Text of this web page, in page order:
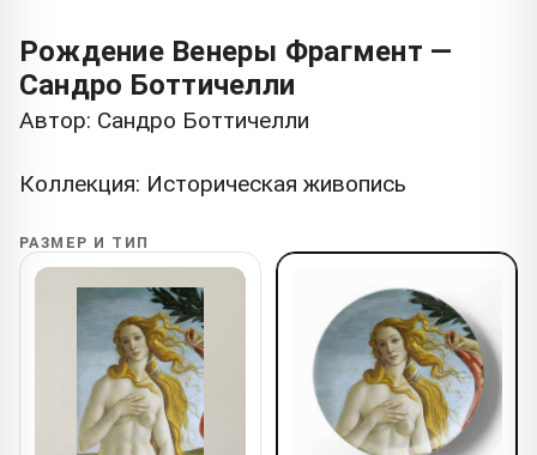
Рождение Венеры Фрагмент —
Сандро Боттичелли
Автор: Сандро Боттичелли
Коллекция: Историческая живопись
РАЗМЕР И ТИП